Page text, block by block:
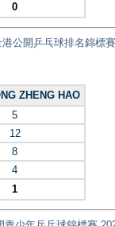
0
公開乒乓球排名錦標
ZHENG HAO
5
12
8
4
1